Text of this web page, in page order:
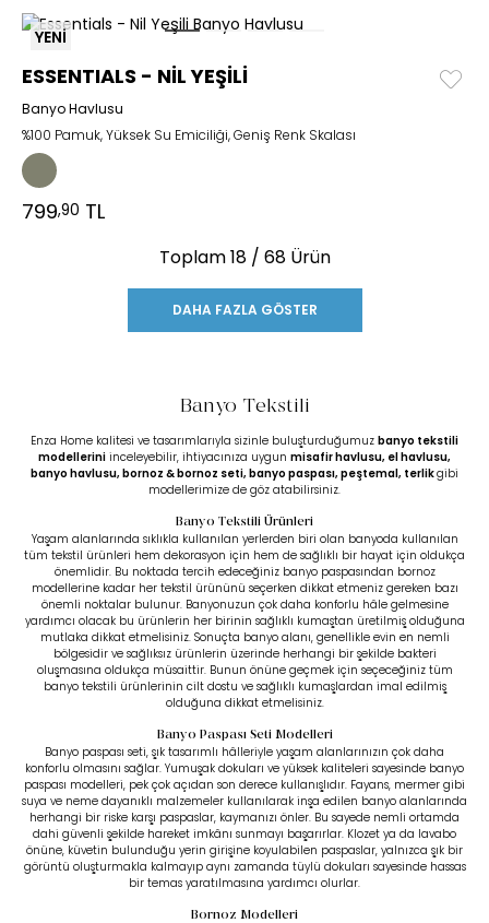
YENİ
ESSENTIALS - NİL YEŞİLİ
Banyo Havlusu
%100 Pamuk, Yüksek Su Emiciliği, Geniş Renk Skalası
799,90 TL
Toplam18/ 68 Ürün
DAHA FAZLA GÖSTER
Banyo Tekstili
Enza Home kalitesi ve tasarımlarıyla sizinle buluşturduğumuz banyo tekstili
modellerini inceleyebilir, ihtiyacınıza uygun misafir havlusu, el havlusu,
banyo havlusu, bornoz & bornoz seti, banyo paspası, peştemal, terlikgibi
modellerimize de göz atabilirsiniz.
Banyo Tekstili Ürünleri
Yaşam alanlarında sıklıkla kullanılan yerlerden biri olan banyoda kullanılan
tüm tekstil ürünleri hem dekorasyon için hem de sağlıklı bir hayat için oldukça
önemlidir. Bu noktada tercih edeceğiniz banyo paspasından bornoz
modellerine kadar her tekstil ürününü seçerken dikkat etmeniz gereken bazı
önemli noktalar bulunur. Banyonuzun çok daha konforlu hâle gelmesine
yardımcı olacak bu ürünlerin her birinin sağlıklı kumaştan üretilmiş olduğuna
mutlaka dikkat etmelisiniz. Sonuçta banyo alanı, genellikle evin en nemli
bölgesidir ve sağlıksız ürünlerin üzerinde herhangi bir şekilde bakteri
oluşmasına oldukça müsaittir. Bunun önüne geçmek için seçeceğiniz tüm
banyo tekstili ürünlerinin cilt dostu ve sağlıklı kumaşlardan imal edilmiş
olduğuna dikkat etmelisiniz.
Banyo Paspası Seti Modelleri
Banyo paspası seti, şık tasarımlı hâlleriyle yaşam alanlarınızın çok daha
konforlu olmasını sağlar. Yumuşak dokuları ve yüksek kaliteleri sayesinde banyo
paspası modelleri, pek çok açıdan son derece kullanışlıdır. Fayans, mermer gibi
suya ve neme dayanıklı malzemeler kullanılarak inşa edilen banyo alanlarında
herhangi bir riske karşı paspaslar, kaymanızı önler. Bu sayede nemli ortamda
dahi güvenli şekilde hareket imkânı sunmayı başarırlar. Klozet ya da lavabo
önüne, küvetin bulunduğu yerin girişine koyulabilen paspaslar, yalnızca şık bir
görüntü oluşturmakla kalmayıp aynı zamanda tüylü dokuları sayesinde hassas
bir temas yaratılmasına yardımcı olurlar.
Bornoz Modelleri